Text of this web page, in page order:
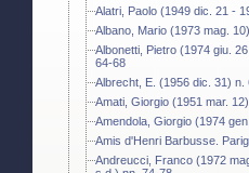
Alatri, Paolo (1949 dic. 21 -
Albano, Mario (1973 mag.
Albonetti, Pietro (1974 giu.
64-68
Albrecht, E. (1956 dic. 31) n.
Amati, Giorgio (1951 mar.
Amendola, Giorgio (1974
Amis d'Henri Barbusse.
Andreucci, Franco (1972